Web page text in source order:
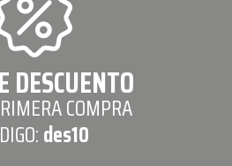
DESCUENTO
COMPRA
des10